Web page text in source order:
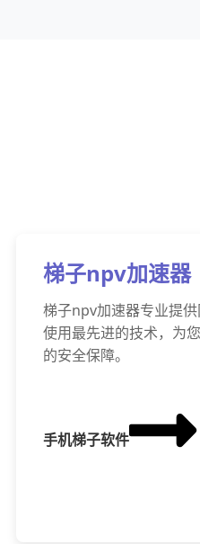
梯子npv加速器
梯子npv加速器专业提
使用最先进的技术，为
的安全保障。
手机梯子软件